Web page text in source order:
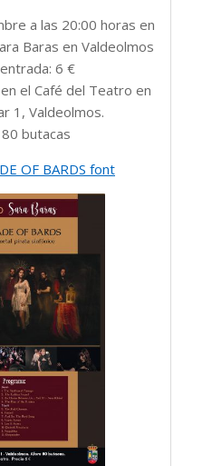
a las 20:00 horas en
Baras en Valdeolmos
6 €
el Café del Teatro en
1, Valdeolmos.
butacas
OF BARDS font